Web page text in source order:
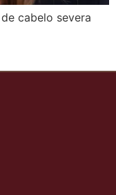
cabelo severa